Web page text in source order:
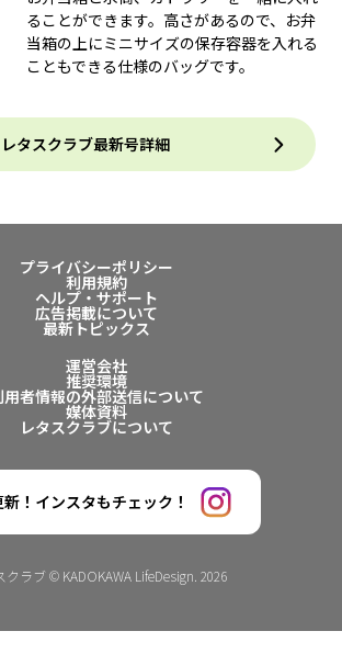
ることができます。高さがあるので、お弁
当箱の上にミニサイズの保存容器を入れる
こともできる仕様のバッグです。
レタスクラブ最新号詳細
プライバシーポリシー
利用規約
ヘルプ・サポート
広告掲載について
最新トピックス
運営会社
推奨環境
用者情報の外部送信について
媒体資料
レタスクラブについて
！インスタもチェック！
クラブ © KADOKAWA LifeDesign. 2026